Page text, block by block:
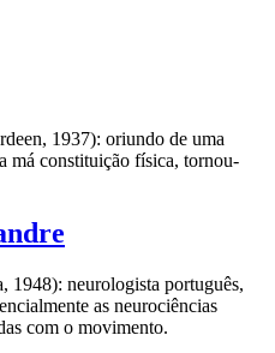
1937): oriundo de uma
má constituição física, tornou-
1948): neurologista português,
as neurociências
com o movimento.